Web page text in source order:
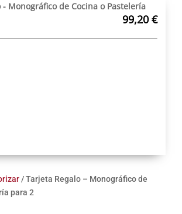
- Monográfico de Cocina o Pastelería
99,20 €
/ Tarjeta Regalo – Monográfico de
para 2